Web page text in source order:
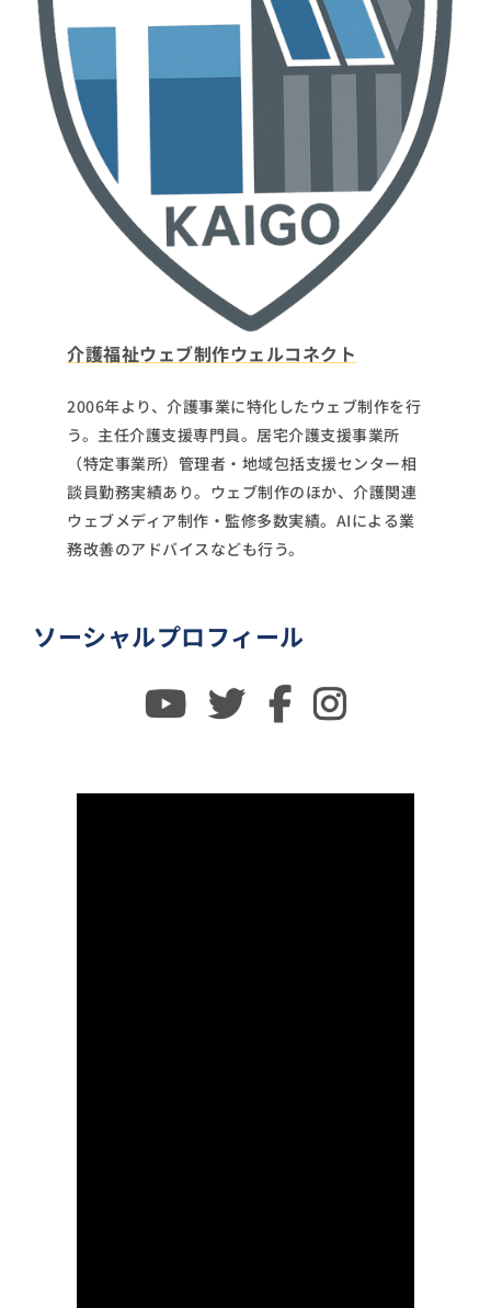
介護福祉ウェブ制作ウェルコネクト
2006年より、介護事業に特化したウェブ制作を行
う。主任介護支援専門員。居宅介護支援事業所
（特定事業所）管理者・地域包括支援センター相
談員勤務実績あり。ウェブ制作のほか、介護関連
ウェブメディア制作・監修多数実績。AIによる業
務改善のアドバイスなども行う。
ソーシャルプロフィール
Youtubetwitterfacebookinstagram